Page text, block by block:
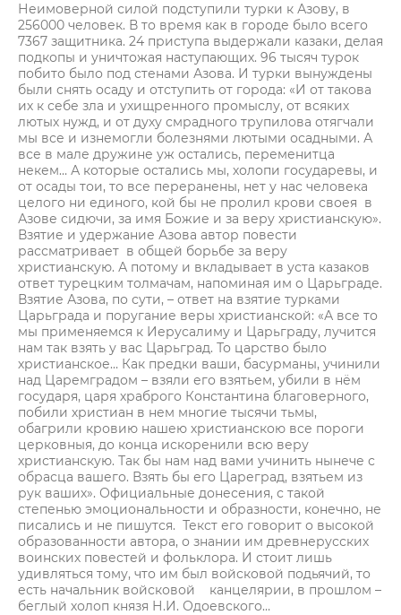
Неимоверной силой подступили турки к Азову, в
256000 человек. В то время как в городе было всего
7367 защитника. 24 приступа выдержали казаки, делая
подкопы и уничтожая наступающих. 96 тысяч турок
побито было под стенами Азова. И турки вынуждены
были снять осаду и отступить от города: «И от такова
их к себе зла и ухищренного промыслу, от всяких
лютых нужд, и от духу смрадного трупилова отягчали
мы все и изнемогли болезнями лютыми осадными. А
все в мале дружине уж остались, переменитца
некем… А которые остались мы, холопи государевы, и
от осады тои, то все переранены, нет у нас человека
целого ни единого, кой бы не пролил крови своея в
Азове сидючи, за имя Божие и за веру христианскую».
Взятие и удержание Азова автор повести
рассматривает в общей борьбе за веру
христианскую. А потому и вкладывает в уста казаков
ответ турецким толмачам, напоминая им о Царьграде.
Взятие Азова, по сути, – ответ на взятие турками
Царьграда и поругание веры христианской: «А все то
мы применяемся к Иерусалиму и Царьграду, лучится
нам так взять у вас Царьград. То царство было
христианское… Как предки ваши, басурманы, учинили
над Царемградом – взяли его взятьем, убили в нём
государя, царя храброго Константина благоверного,
побили христиан в нем многие тысячи тьмы,
обагрили кровию нашею христианскою все пороги
церковныя, до конца искоренили всю веру
христианскую. Так бы нам над вами учинить нынече с
обрасца вашего. Взять бы его Цареград, взятьем из
рук ваших». Официальные донесения, с такой
степенью эмоциональности и образности, конечно, не
писались и не пишутся. Текст его говорит о высокой
образованности автора, о знании им древнерусских
воинских повестей и фольклора. И стоит лишь
удивляться тому, что им был войсковой подьячий, то
есть начальник войсковой канцелярии, в прошлом –
беглый холоп князя Н.И. Одоевского…